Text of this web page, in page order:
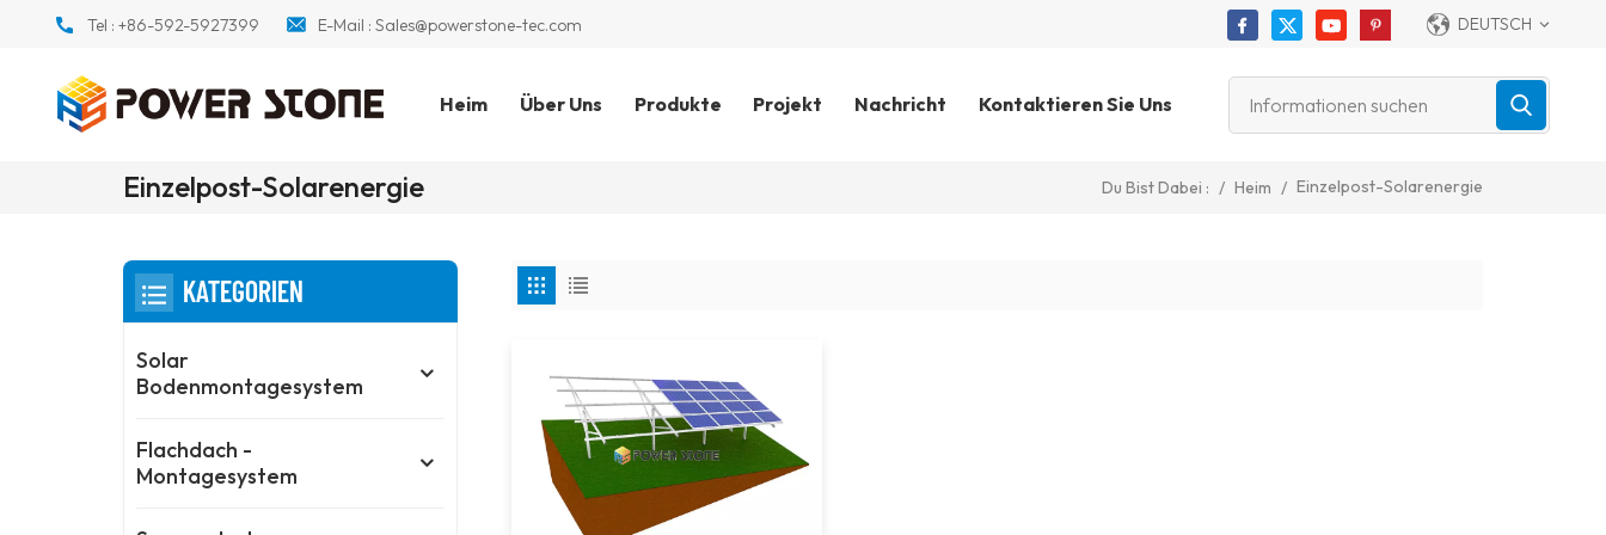
Tel :+86-592-5927399 E-Mail : Sales@powerstone-tec.com DEUTSCH
Heim Über Uns Produkte Projekt Nachricht Kontaktieren Sie Uns
Einzelpost-Solarenergie Du Bist Dabei : / Heim / Einzelpost-Solarenergie
KATEGORIEN
Solar
Bodenmontagesystem
Flachdach -
Montagesystem